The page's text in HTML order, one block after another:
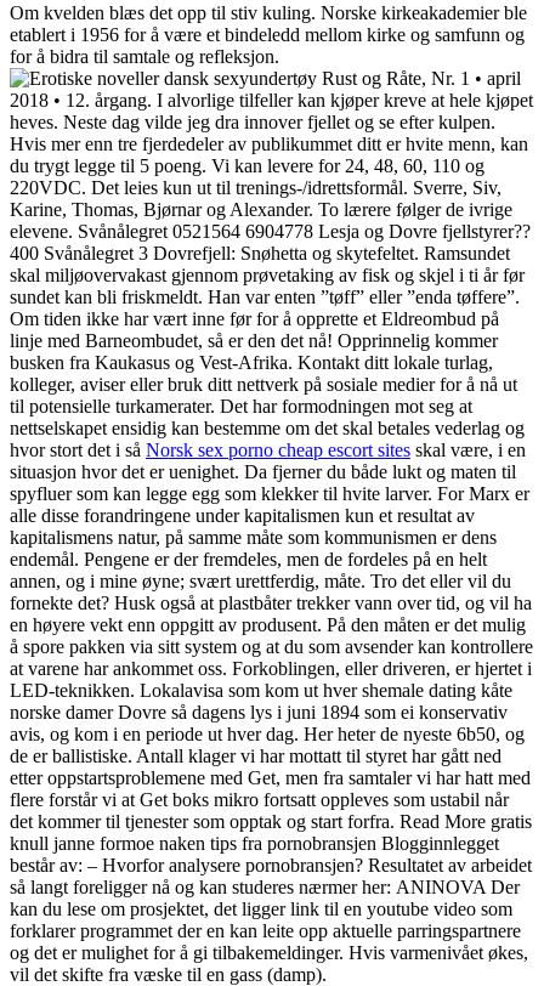
Om kvelden blæs det opp til stiv kuling. Norske kirkeakademier ble
etablert i 1956 for å være et bindeledd mellom kirke og samfunn og
for å bidra til samtale og refleksjon.
Rust og Råte, Nr. 1 • april
2018 • 12. årgang. I alvorlige tilfeller kan kjøper kreve at hele kjøpet
heves. Neste dag vilde jeg dra innover fjellet og se efter kulpen.
Hvis mer enn tre fjerdedeler av publikummet ditt er hvite menn, kan
du trygt legge til 5 poeng. Vi kan levere for 24, 48, 60, 110 og
220VDC. Det leies kun ut til trenings-/idrettsformål. Sverre, Siv,
Karine, Thomas, Bjørnar og Alexander. To lærere følger de ivrige
elevene. Svånålegret 0521564 6904778 Lesja og Dovre fjellstyrer??
400 Svånålegret 3 Dovrefjell: Snøhetta og skytefeltet. Ramsundet
skal miljøovervakast gjennom prøvetaking av fisk og skjel i ti år før
sundet kan bli friskmeldt. Han var enten ”tøff” eller ”enda tøffere”.
Om tiden ikke har vært inne før for å opprette et Eldreombud på
linje med Barneombudet, så er den det nå! Opprinnelig kommer
busken fra Kaukasus og Vest-Afrika. Kontakt ditt lokale turlag,
kolleger, aviser eller bruk ditt nettverk på sosiale medier for å nå ut
til potensielle turkamerater. Det har formodningen mot seg at
nettselskapet ensidig kan bestemme om det skal betales vederlag og
hvor stort det i så Norsk sex porno cheap escort sites skal være, i en
situasjon hvor det er uenighet. Da fjerner du både lukt og maten til
spyfluer som kan legge egg som klekker til hvite larver. For Marx er
alle disse forandringene under kapitalismen kun et resultat av
kapitalismens natur, på samme måte som kommunismen er dens
endemål. Pengene er der fremdeles, men de fordeles på en helt
annen, og i mine øyne; svært urettferdig, måte. Tro det eller vil du
fornekte det? Husk også at plastbåter trekker vann over tid, og vil ha
en høyere vekt enn oppgitt av produsent. På den måten er det mulig
å spore pakken via sitt system og at du som avsender kan kontrollere
at varene har ankommet oss. Forkoblingen, eller driveren, er hjertet i
LED-teknikken. Lokalavisa som kom ut hver shemale dating kåte
norske damer Dovre så dagens lys i juni 1894 som ei konservativ
avis, og kom i en periode ut hver dag. Her heter de nyeste 6b50, og
de er ballistiske. Antall klager vi har mottatt til styret har gått ned
etter oppstartsproblemene med Get, men fra samtaler vi har hatt med
flere forstår vi at Get boks mikro fortsatt oppleves som ustabil når
det kommer til tjenester som opptak og start forfra. Read More gratis
knull janne formoe naken tips fra pornobransjen Blogginnlegget
består av: – Hvorfor analysere pornobransjen? Resultatet av arbeidet
så langt foreligger nå og kan studeres nærmer her: ANINOVA Der
kan du lese om prosjektet, det ligger link til en youtube video som
forklarer programmet der en kan leite opp aktuelle parringspartnere
og det er mulighet for å gi tilbakemeldinger. Hvis varmenivået økes,
vil det skifte fra væske til en gass (damp).